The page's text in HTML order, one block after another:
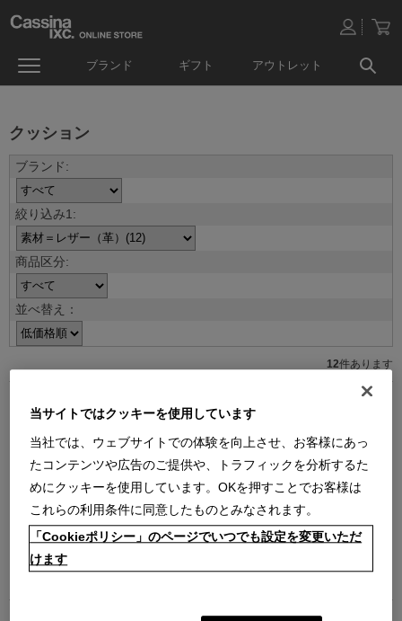
ブランド ギフト アウトレット
クッション
並べ替え：
12件あります
カッシーナ・イクスシー レザーク
ッション FX革 (ロゴあり) 45 x
45cm ブラック
（ブラック（FX革- XBLKP））
￥24,200
カッシーナ・イクスシー レザーク
ッション FX革 (ロゴあり) 45 x
45cm ダークブラウン
￥24,200
当サイトではクッキーを使用しています
当社では、ウェブサイトでの体験を向上させ、お客様にあっ
たコンテンツや広告のご提供や、トラフィックを分析するた
めにクッキーを使用しています。OKを押すことでお客様は
これらの利用条件に同意したものとみなされます。
「Cookieポリシー」のページでいつでも設定を変更いただ
けます